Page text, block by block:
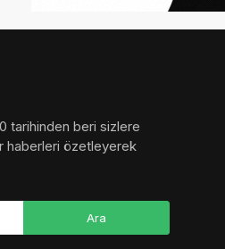
haberleri özetleyerek